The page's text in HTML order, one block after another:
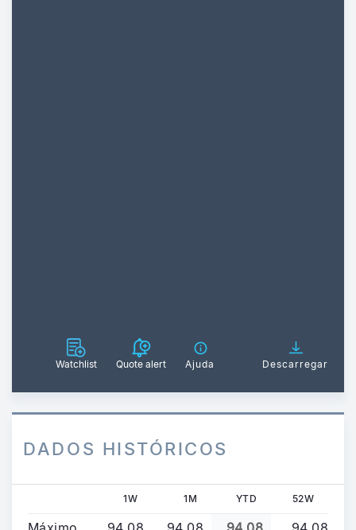
Watchlist Quote alert Ajuda Descarregar
DADOS HISTÓRICOS
1W 1M YTD 52W